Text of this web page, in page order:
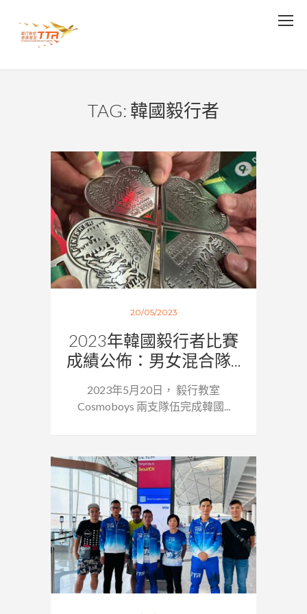
TAG: 韓國毅行者
20/05/2023
2023年韓國毅行者比賽
成績公佈：男女混合隊...
2023年5月20日， 毅行教室
Cosmoboys 兩支隊伍完成韓國...